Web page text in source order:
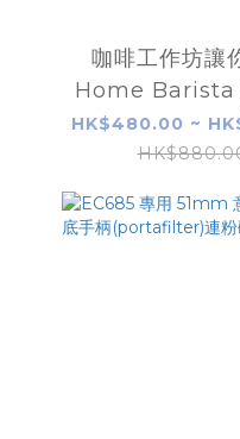
咖啡工作坊讓
Home Barista
啡師